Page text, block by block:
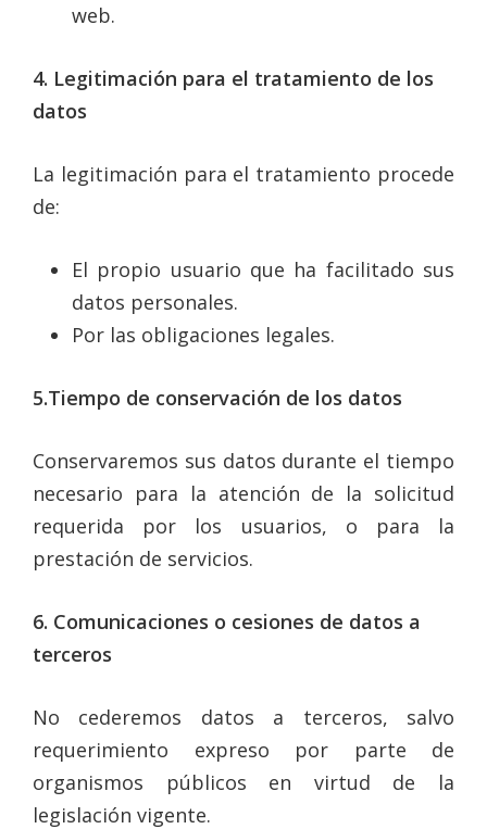
web.
4. Legitimación para el tratamiento de los
datos
La legitimación para el tratamiento procede
de:
El propio usuario que ha facilitado sus
datos personales.
Por las obligaciones legales.
5.Tiempo de conservación de los datos
Conservaremos sus datos durante el tiempo
necesario para la atención de la solicitud
requerida por los usuarios, o para la
prestación de servicios.
6. Comunicaciones o cesiones de datos a
terceros
No cederemos datos a terceros, salvo
requerimiento expreso por parte de
organismos públicos en virtud de la
legislación vigente.